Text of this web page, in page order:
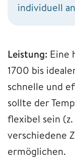
individuell
Leistung: Eine
1700 bis
schnelle und
sollte der
flexibel sein
verschiedene
ermöglichen.